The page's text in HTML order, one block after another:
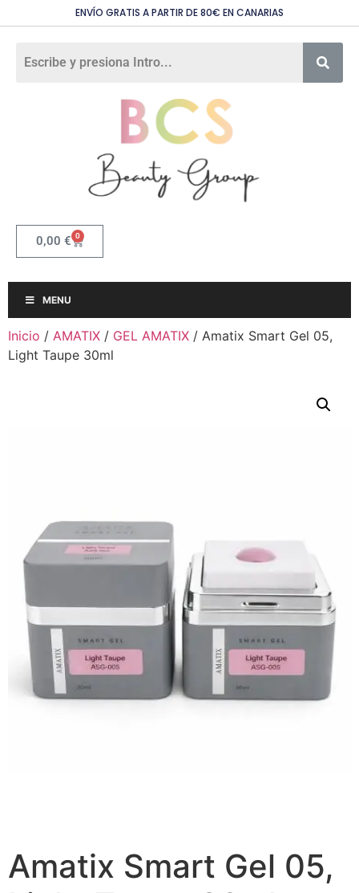
ENVÍO GRATIS A PARTIR DE 80€ EN CANARIAS
0,00 € 0
MENU
Inicio / AMATIX / GEL AMATIX / Amatix Smart Gel 05,
Light Taupe 30ml
Amatix Smart Gel 05,